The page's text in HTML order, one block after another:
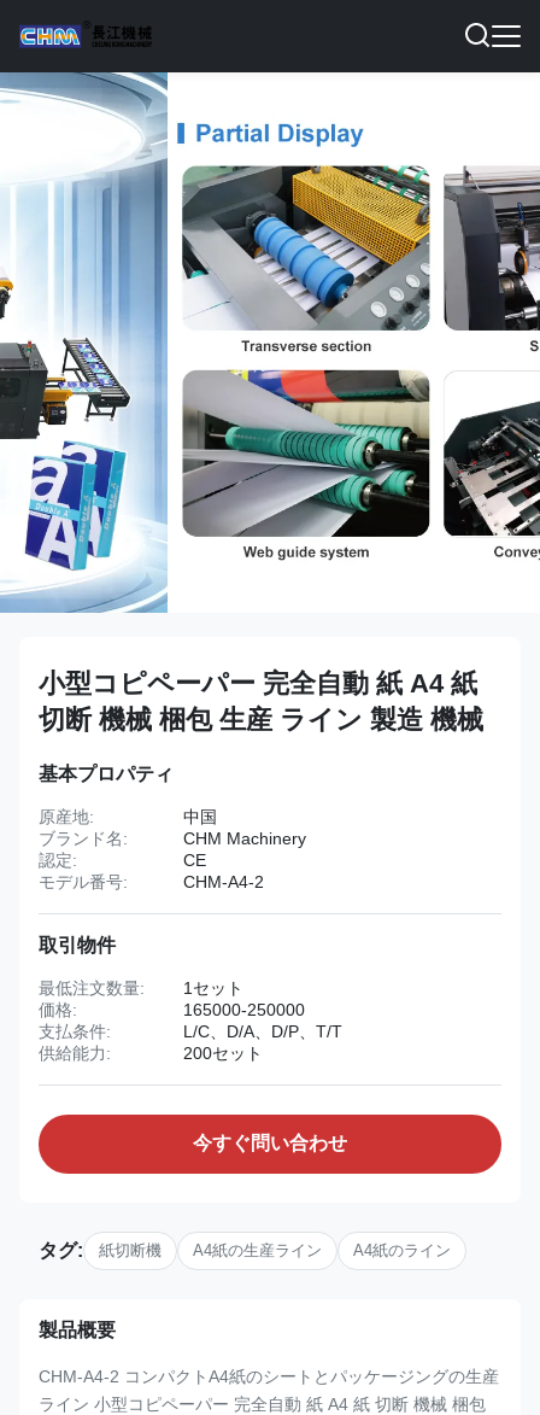
小型コピペーパー 完全自動 紙 A4 紙
切断 機械 梱包 生産 ライン 製造 機械
基本プロパティ
原産地:
中国
ブランド名:
CHM Machinery
認定:
CE
モデル番号:
CHM-A4-2
取引物件
最低注文数量:
1セット
価格:
165000-250000
支払条件:
L/C、D/A、D/P、T/T
供給能力:
200セット
今すぐ問い合わせ
タグ: 紙切断機 A4紙の生産ライン A4紙のライン
製品概要
CHM-A4-2 コンパクトA4紙のシートとパッケージングの生産
ライン 小型コピペーパー 完全自動 紙 A4 紙 切断 機械 梱包